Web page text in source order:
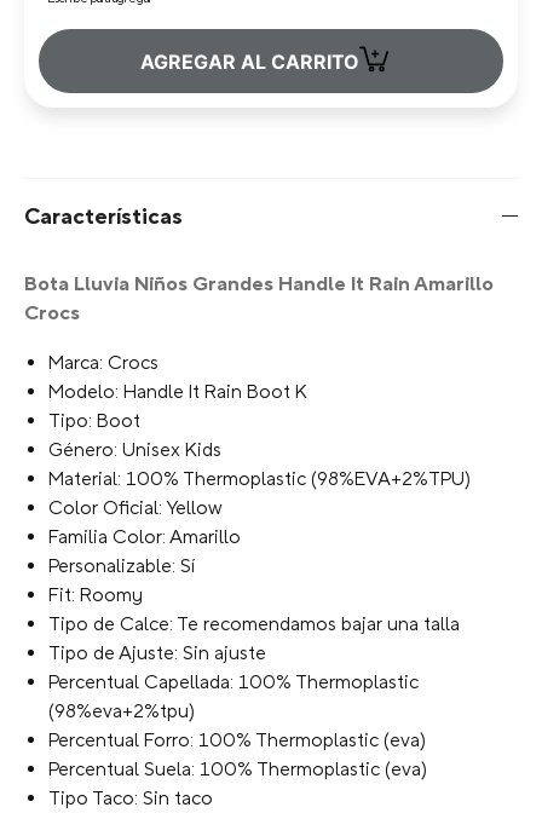
AGREGAR AL CARRITO +
Características
Bota Lluvia Niños Grandes Handle It Rain Amarillo
Crocs
Marca: Crocs
Modelo: Handle It Rain Boot K
Tipo: Boot
Género: Unisex Kids
Material: 100% Thermoplastic (98%EVA+2%TPU)
Color Oficial: Yellow
Familia Color: Amarillo
Personalizable: Sí
Fit: Roomy
Tipo de Calce: Te recomendamos bajar una talla
Tipo de Ajuste: Sin ajuste
Percentual Capellada: 100% Thermoplastic
(98%eva+2%tpu)
Percentual Forro: 100% Thermoplastic (eva)
Percentual Suela: 100% Thermoplastic (eva)
Tipo Taco: Sin taco